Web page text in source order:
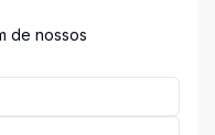
de nossos